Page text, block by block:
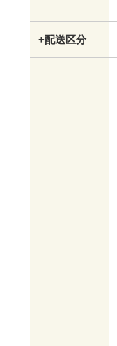
+配送区分